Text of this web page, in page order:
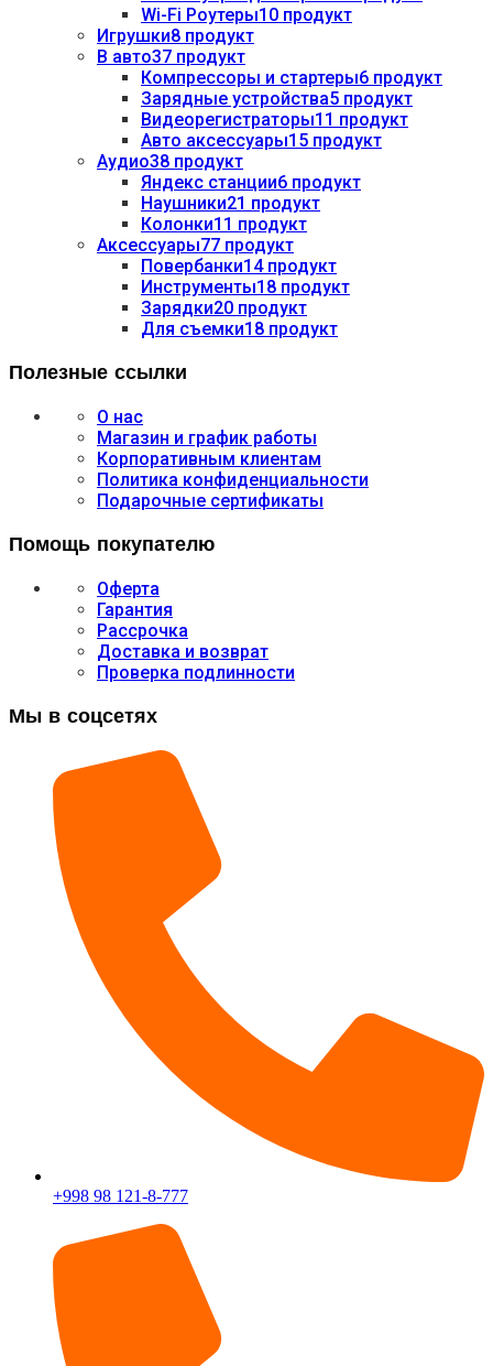
Wi-Fi Роутеры10 продукт
Игрушки8 продукт
В авто37 продукт
Компрессоры и стартеры6 продукт
Зарядные устройства5 продукт
Видеорегистраторы11 продукт
Авто аксессуары15 продукт
Аудио38 продукт
Яндекс станции6 продукт
Наушники21 продукт
Колонки11 продукт
Аксессуары77 продукт
Повербанки14 продукт
Инструменты18 продукт
Зарядки20 продукт
Для съемки18 продукт
Полезные ссылки
О нас
Магазин и график работы
Корпоративным клиентам
Политика конфиденциальности
Подарочные сертификаты
Помощь покупателю
Оферта
Гарантия
Рассрочка
Доставка и возврат
Проверка подлинности
Мы в соцсетях
+998 98 121-8-777